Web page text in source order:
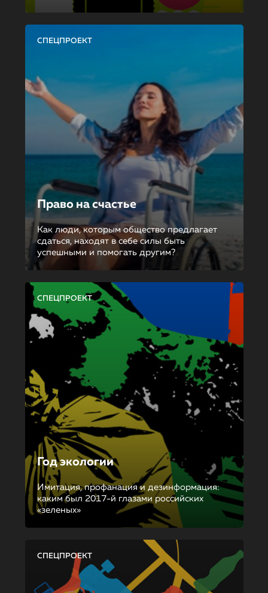
СПЕЦПРОЕКТ
Право на счастье
Как люди, которым общество предлагает
сдаться, находят в себе силы быть
успешными и помогать другим?
СПЕЦПРОЕКТ
Год экологии
Имитация, профанация и дезинформация:
каким был 2017-й глазами российских
«зеленых»
СПЕЦПРОЕКТ